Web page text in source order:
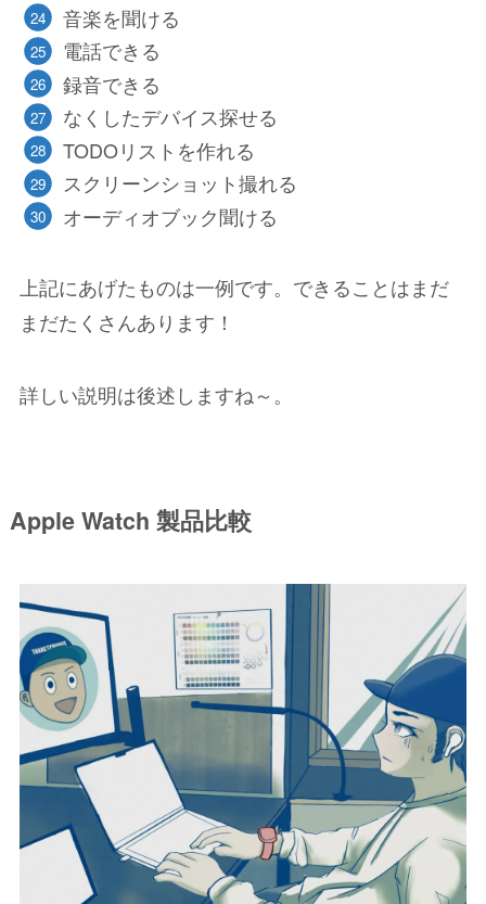
音楽を聞ける
電話できる
録音できる
なくしたデバイス探せる
TODOリストを作れる
スクリーンショット撮れる
オーディオブック聞ける
上記にあげたものは一例です。できることはまだ
まだたくさんあります！
詳しい説明は後述しますね～。
Apple Watch 製品比較